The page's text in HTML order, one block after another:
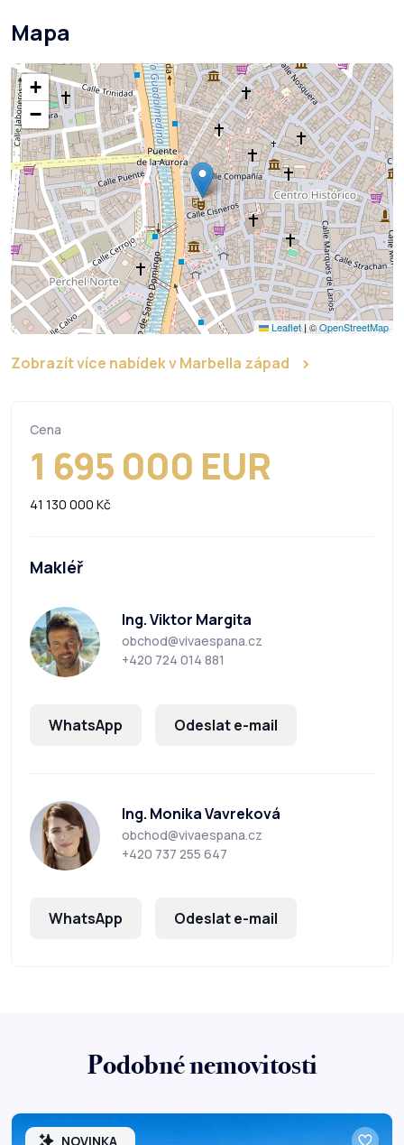
Mapa
+
−
Leaflet |©OpenStreetMap
Zobrazít více nabídek v Marbella západ
Cena
1 695 000 EUR
41 130 000 Kč
Makléř
Ing. Viktor Margita
obchod@vivaespana.cz
+420 724 014 881
WhatsApp Odeslat e-mail
Ing. Monika Vavreková
obchod@vivaespana.cz
+420 737 255 647
WhatsApp Odeslat e-mail
Podobné nemovitosti
NOVINKA